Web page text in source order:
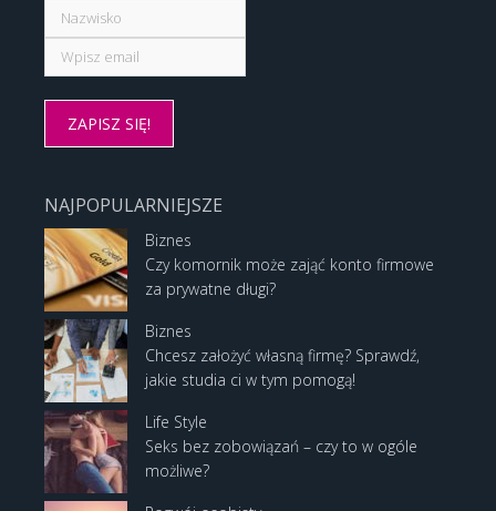
NAJPOPULARNIEJSZE
Biznes
Czy komornik może zająć konto firmowe
za prywatne długi?
Biznes
Chcesz założyć własną firmę? Sprawdź,
jakie studia ci w tym pomogą!
Life Style
Seks bez zobowiązań – czy to w ogóle
możliwe?